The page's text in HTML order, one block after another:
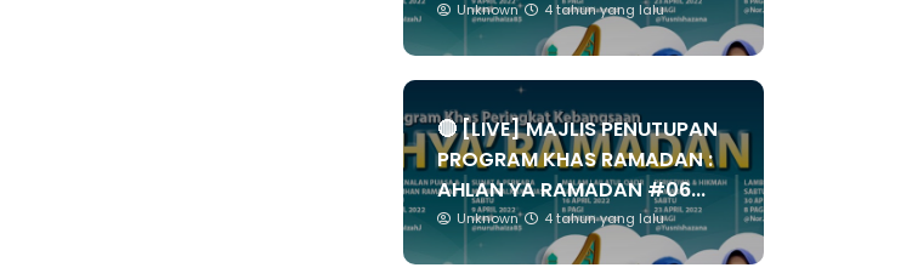
Unknown 4 tahun yang lalu
🔴 [LIVE] MAJLIS PENUTUPAN
PROGRAM KHAS RAMADAN :
AHLAN YA RAMADAN #06...
Unknown 4 tahun yang lalu